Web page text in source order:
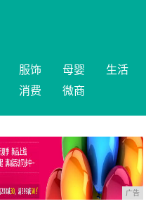
服饰 母婴
生活
消费 微商
广告